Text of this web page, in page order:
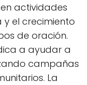
actividades
el crecimiento
de oración.
a ayudar a
campañas
La